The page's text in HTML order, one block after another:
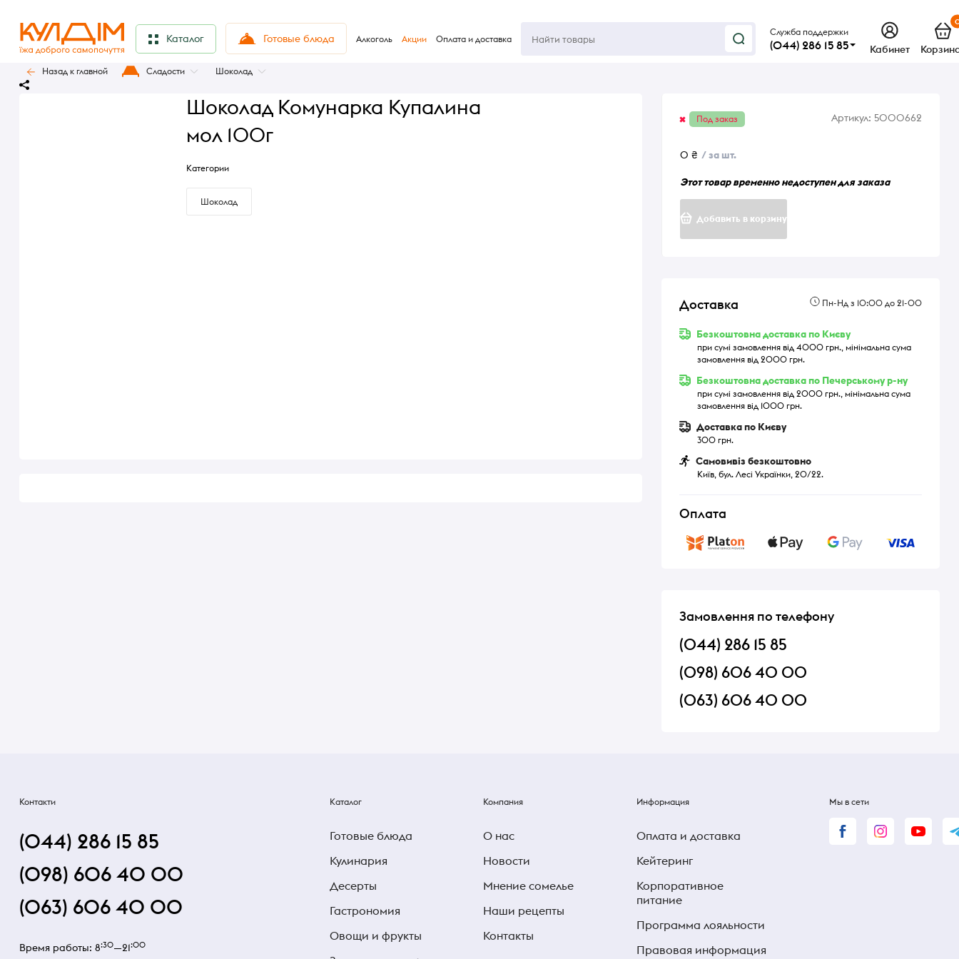
Каталог Готовые блюда Алкоголь Акции Оплата и доставка
Служба поддержки
(044) 286 15 85 Кабинет
Назад к главной Сладости Шоколад
Шоколад Комунарка Купалина
мол 100г
Категории
Шоколад
Под заказ Артикул: 5000662
0 ₴ / за шт.
Этот товар временно недоступен для заказа
Добавить в корзину
Доставка Пн-Нд з 10:00 до 21-00
Безкоштовна доставка по Києву
при сумі замовлення від 4000 грн., мінімальна сума
замовлення від 2000 грн.
Безкоштовна доставка по Печерському р-ну
при сумі замовлення від 2000 грн., мінімальна сума
замовлення від 1000 грн.
Доставка по Києву
300 грн.
Самовивіз безкоштовно
Київ, бул. Лесі Українки, 20/22.
Оплата
Замовлення по телефону
(044) 286 15 85
(098) 606 40 00
(063) 606 40 00
Контакти
(044) 286 15 85
(098) 606 40 00
(063) 606 40 00
Время работы: 8:30—21:00
Каталог
Готовые блюда
Кулинария
Десерты
Гастрономия
Овощи и фрукты
Компания
О нас
Новости
Мнение сомелье
Наши рецепты
Контакты
Информация
Оплата и доставка
Кейтеринг
Корпоративное
питание
Программа лояльности
Правовая информация
Мы в сети